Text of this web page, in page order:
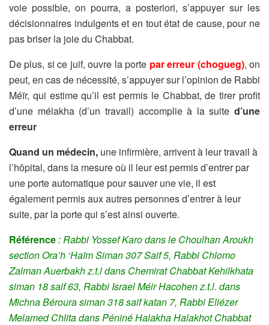
voie possible, on pourra, a posteriori, s’appuyer sur les
décisionnaires indulgents et en tout état de cause, pour ne
pas briser la joie du Chabbat.
De plus, si ce juif, ouvre la porte par erreur (chogueg), on
peut, en cas de nécessité, s’appuyer sur l’opinion de Rabbi
Méïr, qui estime qu’il est permis le Chabbat, de tirer profit
d’une mélakha (d’un travail) accomplie à la suite d’une
erreur
Quand un médecin, une infirmière, arrivent à leur travail à
l’hôpital, dans la mesure où il leur est permis d’entrer par
une porte automatique pour sauver une vie, il est
également permis aux autres personnes d’entrer à leur
suite, par la porte qui s’est ainsi ouverte.
Référence: Rabbi Yossef Karo dans le Choulhan Aroukh
section Ora’h ‘Haïm Siman 307 Saif 5, Rabbi Chlomo
Zalman Auerbakh z.t.l dans Chemirat Chabbat Kehilkhata
siman 18 saif 63, Rabbi Israel Méir Hacohen z.t.l. dans
Michna Béroura siman 318 saif katan 7, Rabbi Eliézer
Melamed Chlita dans Péniné Halakha Halakhot Chabbat